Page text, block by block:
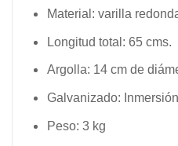
Material: varilla
Longitud total: 65 cms.
Argolla: 14 cm de
Galvanizado:
Peso: 3 kg